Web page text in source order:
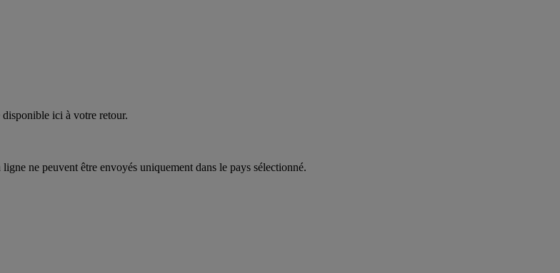
ici à votre retour.
ne peuvent être envoyés uniquement dans le pays sélectionné.